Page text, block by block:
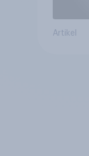
Artikel